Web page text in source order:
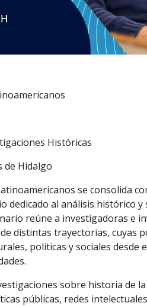
Históricas
de Hidalgo
se consolida
dedicado al análisis histórico y
reúne a investigadoras e
distintas trayectorias, cuyas
políticas y sociales desde
sobre historia de la
públicas, redes